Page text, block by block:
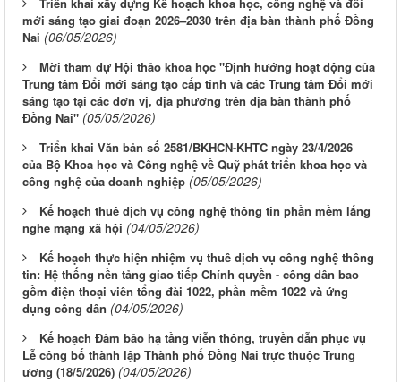
Triển khai xây dựng Kế hoạch khoa học, công nghệ và đổi
mới sáng tạo giai đoạn 2026–2030 trên địa bàn thành phố Đồng
Nai (06/05/2026)
Mời tham dự Hội thảo khoa học "Định hướng hoạt động của
Trung tâm Đổi mới sáng tạo cấp tỉnh và các Trung tâm Đổi mới
sáng tạo tại các đơn vị, địa phương trên địa bàn thành phố
Đồng Nai" (05/05/2026)
Triển khai Văn bản số 2581/BKHCN-KHTC ngày 23/4/2026
của Bộ Khoa học và Công nghệ về Quỹ phát triển khoa học và
công nghệ của doanh nghiệp (05/05/2026)
Kế hoạch thuê dịch vụ công nghệ thông tin phần mềm lắng
nghe mạng xã hội (04/05/2026)
Kế hoạch thực hiện nhiệm vụ thuê dịch vụ công nghệ thông
tin: Hệ thống nền tảng giao tiếp Chính quyền - công dân bao
gồm điện thoại viên tổng đài 1022, phần mềm 1022 và ứng
dụng công dân (04/05/2026)
Kế hoạch Đảm bảo hạ tầng viễn thông, truyền dẫn phục vụ
Lễ công bố thành lập Thành phố Đồng Nai trực thuộc Trung
ương (18/5/2026) (04/05/2026)